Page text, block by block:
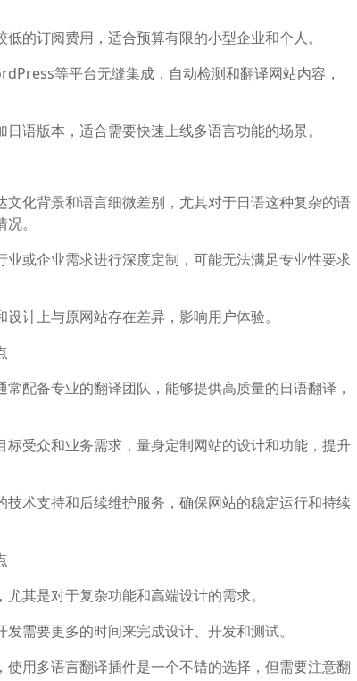
的订阅费用，适合预算有限的小型企业和个人。
等平台无缝集成，自动检测和翻译网站内容，
语版本，适合需要快速上线多语言功能的场景。
化背景和语言细微差别，尤其对于日语这种复杂的语
。
或企业需求进行深度定制，可能无法满足专业性要求
计上与原网站存在差异，影响用户体验。
配备专业的翻译团队，能够提供高质量的日语翻译，
受众和业务需求，量身定制网站的设计和功能，提升
术支持和后续维护服务，确保网站的稳定运行和持续
其是对于复杂功能和高端设计的需求。
需要更多的时间来完成设计、开发和测试。
用多语言翻译插件是一个不错的选择，但需要注意翻